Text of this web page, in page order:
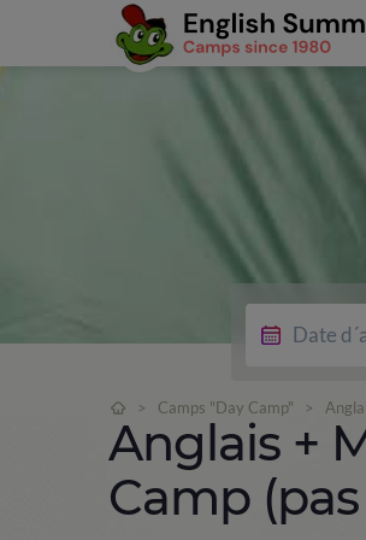
> Camps "Day Camp" >
Anglais +
Camp